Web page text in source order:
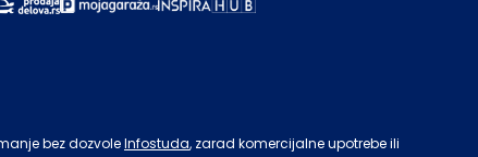
bez dozvoleInfostuda, zarad komercijalne upotrebe ili